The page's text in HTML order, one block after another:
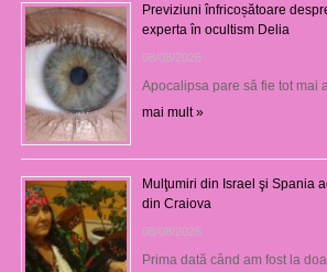
Previziuni înfricoșătoare
experta în ocultism Delia
08/08/2026
Apocalipsa pare să fie tot mai
mai mult »
Mulţumiri din Israel şi Spania
din Craiova
08/08/2026
Prima dată când am fost la